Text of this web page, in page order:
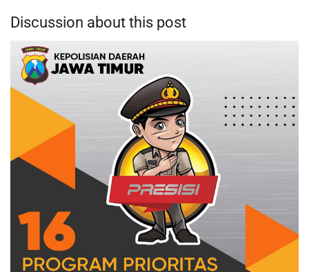
Discussion about this post